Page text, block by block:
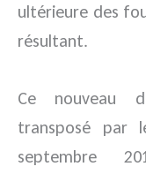
ultérieure des
résultant.
Ce nouveau
transposé par
septembre